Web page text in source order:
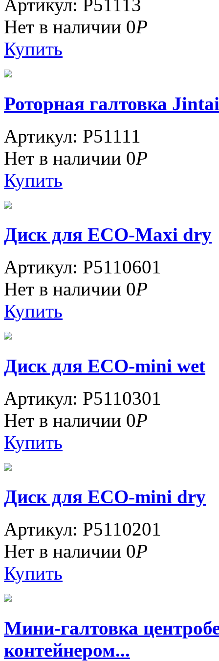
Артикул: P51113
Нет в наличии 0Р
Купить
Роторная галтовка
Артикул: P51111
Нет в наличии 0Р
Купить
Диск для ECO-Maxi dry
Артикул: P5110601
Нет в наличии 0Р
Купить
Диск для ECO-mini wet
Артикул: P5110301
Нет в наличии 0Р
Купить
Диск для ECO-mini dry
Артикул: P5110201
Нет в наличии 0Р
Купить
Мини-галтовка
контейнером...